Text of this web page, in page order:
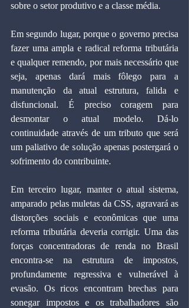
sobre o setor produtivo e a classe média.
Em segundo lugar, porque o governo precisa
fazer uma ampla e radical reforma tributária
e qualquer remendo, por mais necessário que
seja, apenas dará mais fôlego para a
manutenção da atual estrutura, falida e
disfuncional. É preciso coragem para
desmontar o atual modelo. Dá-lo
continuidade através de um tributo que será
um paliativo de solução apenas postergará o
sofrimento do contribuinte.
Em terceiro lugar, manter o atual sistema,
amparado pelas muletas da CSS, agravará as
distorções sociais e econômicas que uma
reforma tributária deveria corrigir. Uma das
forças concentradoras de renda no Brasil
encontra-se na estrutura de impostos,
profundamente regressiva e vulnerável à
evasão. Os ricos encontram brechas para
sonegar impostos e os trabalhadores são